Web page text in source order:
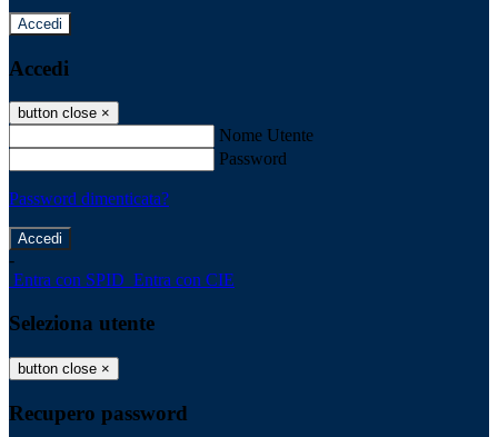
Accedi
Accedi
button close ×
Nome Utente
Password
Password dimenticata?
-
Entra con SPID Entra con CIE
Seleziona utente
button close ×
Recupero password